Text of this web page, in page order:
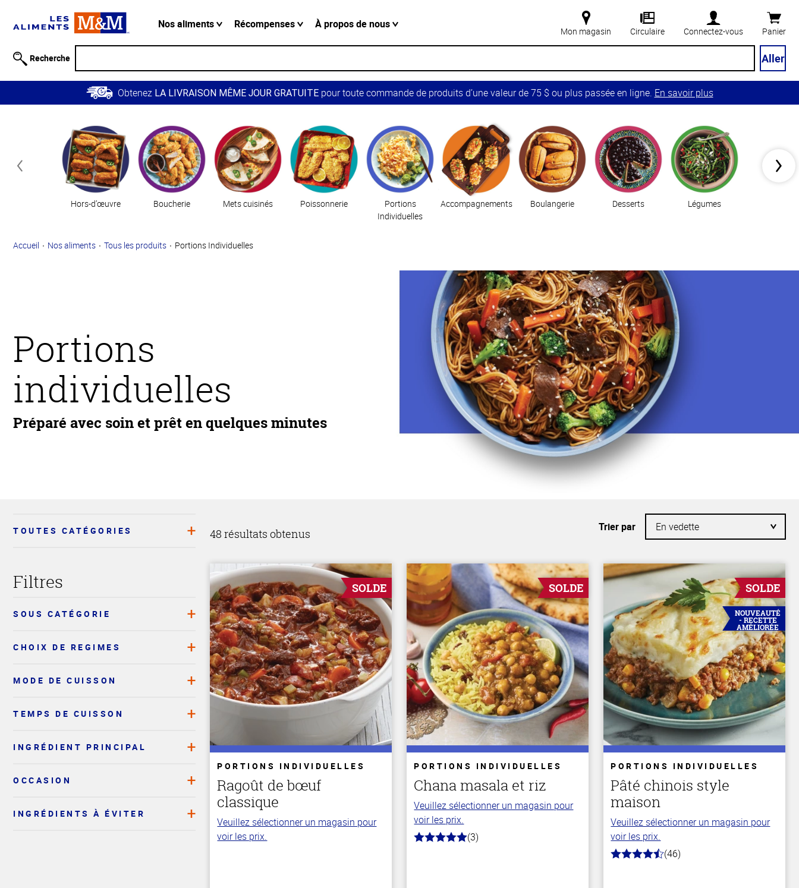
relative à
Passer
contenu
Retour à
Nos aliments Récompenses À propos de nous
Mon magasin Circulaire Connectez-vous Panier
Recherche Aller
Obtenez LA LIVRAISON MÊME JOUR GRATUITEpour toute commande de produits d’une valeur de 75 $ ou plus passée en ligne. En savoir plus
Catégories
Hors-d’œuvre Boucherie Mets cuisinés Poissonnerie
Portions
Individuelles
Accompagnements Boulangerie Desserts Légumes
Accueil Nos aliments Tous les produits Portions Individuelles
Portions
individuelles
Préparé avec soin et prêt en quelques minutes
48 résultats obtenus Trier par
SOLDE
PORTIONS INDIVIDUELLES
Ragoût de bœuf
classique
Veuillez sélectionner un magasin pour
voir les prix.
SOLDE
PORTIONS INDIVIDUELLES
Chana masala et riz
Veuillez sélectionner un magasin pour
voir les prix.
5.0
(3)
SOLDE
NOUVEAUTÉ
- RECETTE
AMÉLIORÉE
PORTIONS INDIVIDUELLES
Pâté chinois style
maison
Veuillez sélectionner un magasin pour
voir les prix.
4.1
(46)
TOUTES CATÉGORIES
Filtres
SOUS CATÉGORIE
CHOIX DE REGIMES
MODE DE CUISSON
TEMPS DE CUISSON
INGRÉDIENT PRINCIPAL
OCCASION
INGRÉDIENTS À ÉVITER